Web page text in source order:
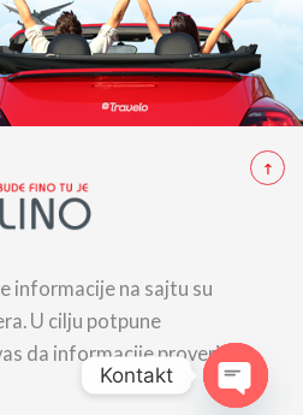
informacije na sajtu su
U cilju potpune
da informacije proverite
Kontakt